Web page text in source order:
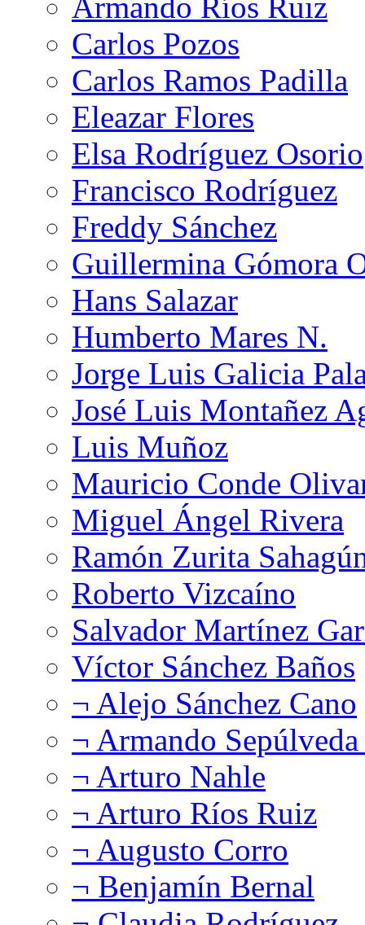
Carlos Pozos
Carlos Ramos Padilla
Eleazar Flores
Elsa Rodríguez Osorio
Francisco Rodríguez
Freddy Sánchez
Guillermina Gómora
Hans Salazar
Humberto Mares N.
Jorge Luis Galicia
José Luis Montañez
Luis Muñoz
Mauricio Conde
Miguel Ángel Rivera
Ramón Zurita
Roberto Vizcaíno
Salvador Martínez
Víctor Sánchez Baños
¬ Alejo Sánchez Cano
¬ Armando
¬ Arturo Nahle
¬ Arturo Ríos Ruiz
¬ Augusto Corro
¬ Benjamín Bernal